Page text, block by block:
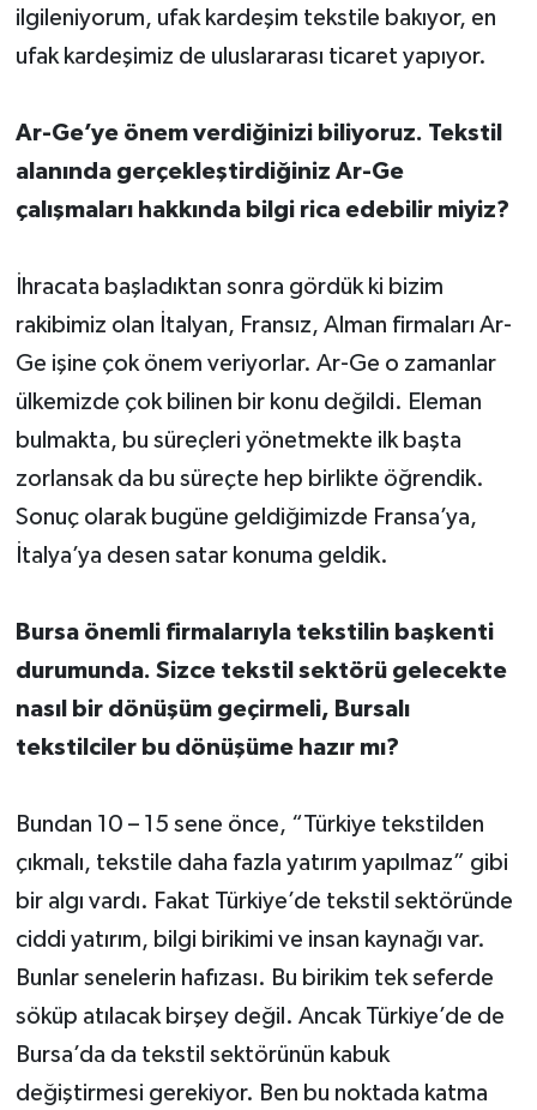
ilgileniyorum, ufak kardeşim tekstile bakıyor, en
ufak kardeşimiz de uluslararası ticaret yapıyor.
Ar-Ge’ye önem verdiğinizi biliyoruz. Tekstil
alanında gerçekleştirdiğiniz Ar-Ge
çalışmaları hakkında bilgi rica edebilir miyiz?
İhracata başladıktan sonra gördük ki bizim
rakibimiz olan İtalyan, Fransız, Alman firmaları Ar-
Ge işine çok önem veriyorlar. Ar-Ge o zamanlar
ülkemizde çok bilinen bir konu değildi. Eleman
bulmakta, bu süreçleri yönetmekte ilk başta
zorlansak da bu süreçte hep birlikte öğrendik.
Sonuç olarak bugüne geldiğimizde Fransa’ya,
İtalya’ya desen satar konuma geldik.
Bursa önemli firmalarıyla tekstilin başkenti
durumunda. Sizce tekstil sektörü gelecekte
nasıl bir dönüşüm geçirmeli, Bursalı
tekstilciler bu dönüşüme hazır mı?
Bundan 10 – 15 sene önce, “Türkiye tekstilden
çıkmalı, tekstile daha fazla yatırım yapılmaz” gibi
bir algı vardı. Fakat Türkiye’de tekstil sektöründe
ciddi yatırım, bilgi birikimi ve insan kaynağı var.
Bunlar senelerin hafızası. Bu birikim tek seferde
söküp atılacak birşey değil. Ancak Türkiye’de de
Bursa’da da tekstil sektörünün kabuk
değiştirmesi gerekiyor. Ben bu noktada katma